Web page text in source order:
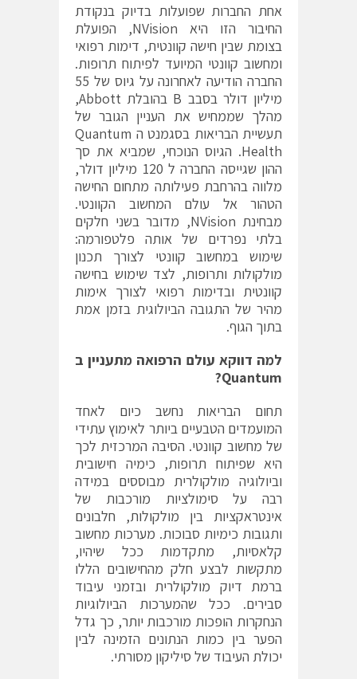
אחת החברות שפועלות בדיוק בנקודת
החיבור הזו היא NVision, הפועלת
בצומת שבין חישה קוונטית, דימות רפואי
ומחשוב קוונטי המיועד לפיתוח תרופות.
החברה הודיעה לאחרונה על גיוס של 55
מיליון דולר בסבב B בהובלת Abbott,
מהלך שממחיש את העניין הגובר של
תעשיית הבריאות בסגמנט ה Quantum
Health. הגיוס הנוכחי, שמביא את סך
ההון שגייסה החברה ל 120 מיליון דולר,
מלווה בהרחבת פעילותה מתחום החישה
הטהור אל עולם המחשוב הקוונטי.
מבחינת NVision, מדובר בשני חלקים
בלתי נפרדים של אותה פלטפורמה:
שימוש במחשוב קוונטי לצורך תכנון
מולקולות ותרופות, לצד שימוש בחישה
קוונטית ובדימות רפואי לצורך אימות
מהיר של התגובה הביולוגית בזמן אמת
בתוך הגוף.
למה דווקא עולם הרפואה מתעניין ב
Quantum
?
תחום הבריאות נחשב כיום לאחד
המועמדים הטבעיים ביותר לאימוץ עתידי
של מחשוב קוונטי. הסיבה המרכזית לכך
היא שפיתוח תרופות, כימיה חישובית
וביולוגיה מולקולרית מבוססים במידה
רבה על סימולציות מורכבות של
אינטראקציות בין מולקולות, חלבונים
ותגובות כימיות סבוכות. מערכות מחשוב
קלאסיות, מתקדמות ככל שיהיו,
מתקשות לבצע חלק מהחישובים הללו
ברמת דיוק מולקולרית ובזמני עיבוד
סבירים. ככל שהמערכות הביולוגיות
הנחקרות הופכות מורכבות יותר, כך גדל
הפער בין כמות הנתונים הזמינה לבין
יכולת העיבוד של סיליקון מסורתי.